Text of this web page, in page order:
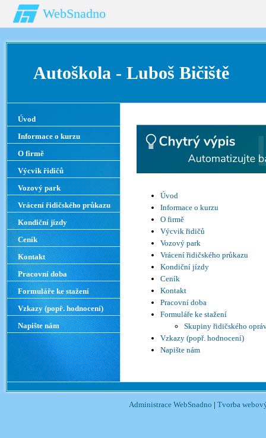
WebSnadno
Autoškola - Luboš
Úvod
Informace o kurzu
O firmě
Výcvik řidičů
Vozový park
Vrácení řidičského průkazu
Kondiční jízdy
Ceník
Kontakt
Pracovní doba
Formuláře ke stažení
Skupiny řidičského
Vzkazy (popř. hodnocení)
Napište nám
Úvod
Informace o kurzu
O firmě
Výcvik řidičů
Vozový park
Vrácení řidičského průkazu
Kondiční jízdy
Ceník
Kontakt
Pracovní doba
Formuláře ke stažení
Vzkazy (popř. hodnocení)
Napište nám
Administrace WebSnadno | Tvorba